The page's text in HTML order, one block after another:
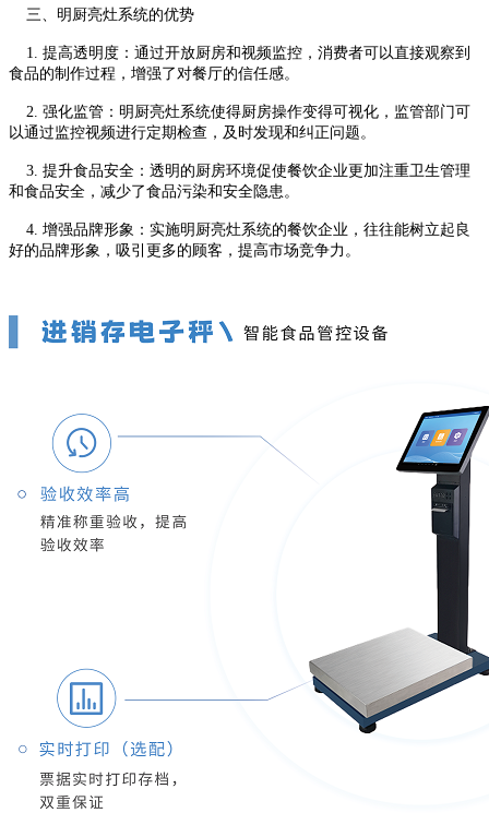
三、明厨亮灶系统的优势
1. 提高透明度：通过开放厨房和视频监控，消费者可以直接观察到
食品的制作过程，增强了对餐厅的信任感。
2. 强化监管：明厨亮灶系统使得厨房操作变得可视化，监管部门可
以通过监控视频进行定期检查，及时发现和纠正问题。
3. 提升食品安全：透明的厨房环境促使餐饮企业更加注重卫生管理
和食品安全，减少了食品污染和安全隐患。
4. 增强品牌形象：实施明厨亮灶系统的餐饮企业，往往能树立起良
好的品牌形象，吸引更多的顾客，提高市场竞争力。